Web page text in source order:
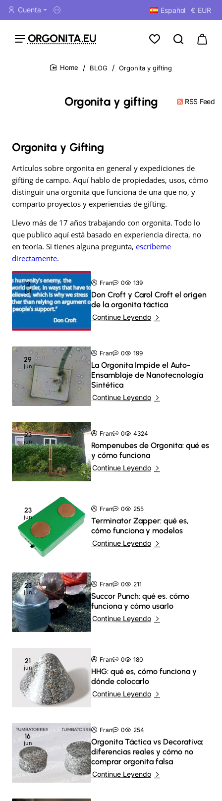
Cuenta Español € EUR
ORGONITA.EU
Orgonita y gifting RSS Feed
BLOG Orgonita y gifting
Orgonita y Gifting
Artículos sobre orgonita en general y expediciones de
gifting de campo. Aquí hablo de propiedades, usos, cómo
distinguir una orgonita que funciona de una que no, y
comparto proyectos y experiencias de gifting.
Llevo más de 17 años trabajando con orgonita. Todo lo
que publico aquí está basado en experiencia directa, no
en teoría. Si tienes alguna pregunta, escríbeme
directamente.
12
jul
Fran 0 139
Don Croft y Carol Croft el origen
de la orgonita táctica
Continue Leyendo
29
jun
Fran 0 199
La Orgonita Impide el Auto-
Ensamblaje de Nanotecnología
Sintética
Continue Leyendo
23
jun
Fran 0 4324
Rompenubes de Orgonita: qué es
y cómo funciona
Continue Leyendo
23
jun
Fran 0 255
Terminator Zapper: qué es,
cómo funciona y modelos
Continue Leyendo
23
jun
Fran 0 211
Succor Punch: qué es, cómo
funciona y cómo usarlo
Continue Leyendo
21
jun
Fran 0 180
HHG: qué es, cómo funciona y
dónde colocarlo
Continue Leyendo
16
jun
Fran 0 254
Orgonita Táctica vs Decorativa:
diferencias reales y cómo no
comprar orgonita falsa
Continue Leyendo